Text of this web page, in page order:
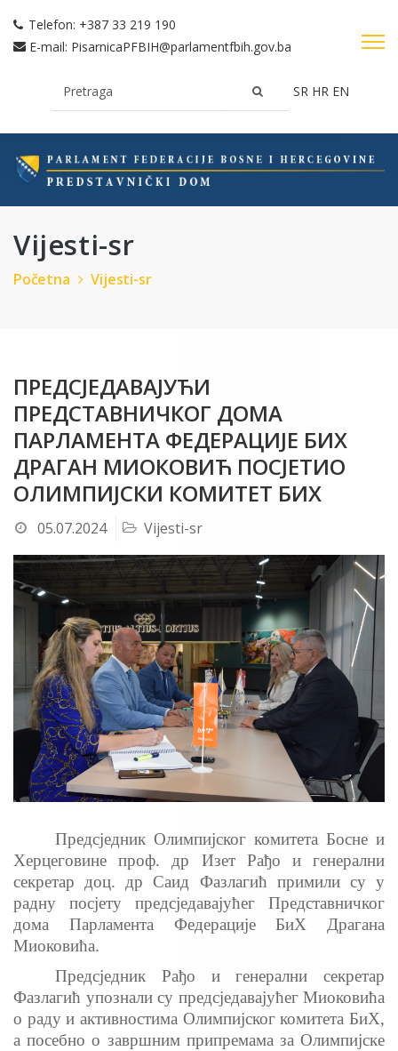
Telefon: +387 33 219 190
E-mail: PisarnicaPFBIH@parlamentfbih.gov.ba
SR HR EN
Vijesti-sr
Početna Vijesti-sr
ПРЕДСЈЕДАВАЈУЋИ
ПРЕДСТАВНИЧКОГ ДОМА
ПАРЛАМЕНТА ФЕДЕРАЦИЈЕ БИХ
ДРАГАН МИОКОВИЋ ПОСЈЕТИО
ОЛИМПИЈСКИ КОМИТЕТ БИХ
05.07.2024 Vijesti-sr
Предсједник Олимпијског комитета Босне и
Херцеговине проф. др Изет Рађо и генерални
секретар доц. др Саид Фазлагић примили су у
радну посјету предсједавајућег Представничког
дома Парламента Федерације БиХ Драгана
Миоковића.
Предсједник Рађо и генерални секретар
Фазлагић упознали су предсједавајућег Миоковића
о раду и активностима Олимпијског комитета БиХ,
а посебно о завршним припремама за Олимпијске